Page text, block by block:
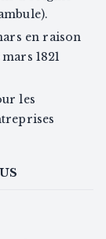
en raison
1821
les